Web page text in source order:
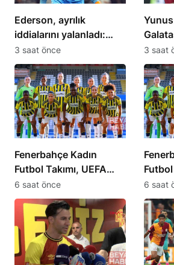
Ederson, ayrılık
iddialarını yalanladı:
“Yalanlara inanmayın”
3 saat önce 3 saat
Fenerbahçe Kadın
Futbol Takımı, UEFA
Kadınlar Avrupa Ligi’nde
mücadele edecek
6 saat önce
Futbol
6 saat